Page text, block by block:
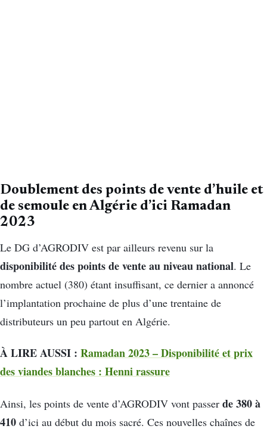
Doublement des points de vente d’huile et
de semoule en Algérie d’ici Ramadan
2023
Le DG d’AGRODIV est par ailleurs revenu sur la
disponibilité des points de vente au niveau national. Le
nombre actuel (380) étant insuffisant, ce dernier a annoncé
l’implantation prochaine de plus d’une trentaine de
distributeurs un peu partout en Algérie.
À LIRE AUSSI : Ramadan 2023 – Disponibilité et prix
des viandes blanches : Henni rassure
Ainsi, les points de vente d’AGRODIV vont passer de 380 à
410 d’ici au début du mois sacré. Ces nouvelles chaînes de